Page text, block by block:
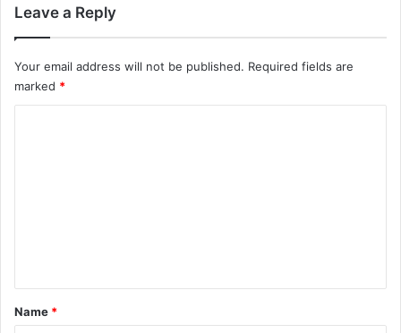
Leave a Reply
Your email address will not be published. Required fields are
marked *
*
Name *